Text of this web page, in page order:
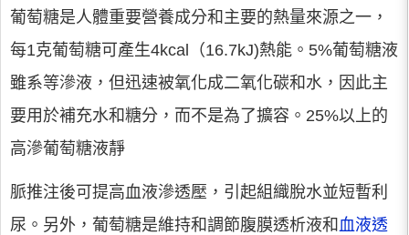
葡萄糖是人體重要營養成分和主要的熱量來源之一，
每1克葡萄糖可產生4kcal（16.7kJ)熱能。5%葡萄糖液
雖系等滲液，但迅速被氧化成二氧化碳和水，因此主
要用於補充水和糖分，而不是為了擴容。25%以上的
高滲葡萄糖液靜
脈推注後可提高血液滲透壓，引起組織脫水並短暫利
尿。另外，葡萄糖是維持和調節腹膜透析液和 血液透